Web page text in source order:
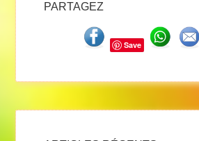
PARTAGEZ
Save